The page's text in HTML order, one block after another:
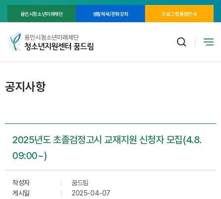
용인시청소년미래재단 생활체육/문화강좌 프로그램 통합안내
공지사항
2025년도 초졸검정고시 교재지원 신청자 모집(4.8.
09:00~)
작성자
꿈드림
게시일
2025-04-07